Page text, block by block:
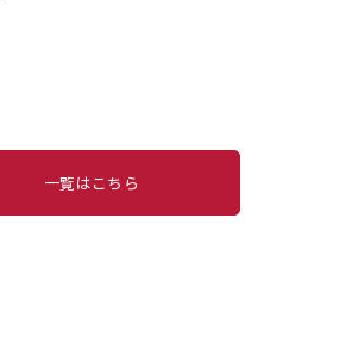
一覧はこちら